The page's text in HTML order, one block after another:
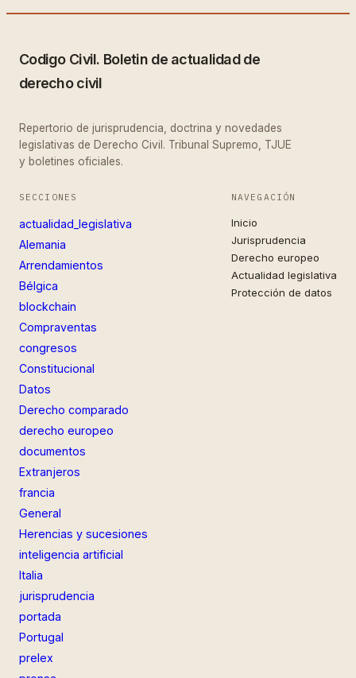
Codigo Civil. Boletin de actualidad de
derecho civil
Repertorio de jurisprudencia, doctrina y novedades
legislativas de Derecho Civil. Tribunal Supremo, TJUE
y boletines oficiales.
SECCIONES
actualidad_legislativa
Alemania
Arrendamientos
Bélgica
blockchain
Compraventas
congresos
Constitucional
Datos
Derecho comparado
derecho europeo
documentos
Extranjeros
francia
General
Herencias y sucesiones
inteligencia artificial
Italia
jurisprudencia
portada
Portugal
prelex
NAVEGACIÓN
Inicio
Jurisprudencia
Derecho europeo
Actualidad legislativa
Protección de datos